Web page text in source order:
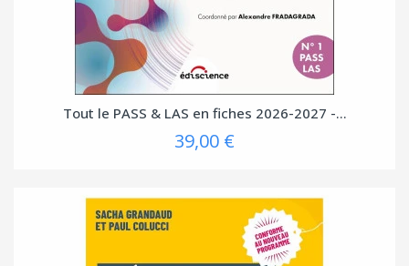
Tout le PASS & LAS en fiches 2026-2027 -...
39,00 €